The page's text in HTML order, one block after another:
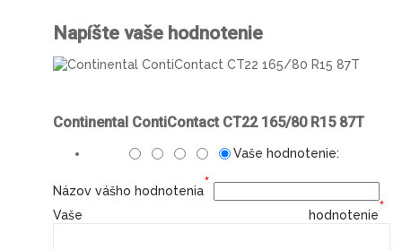
Napíšte vaše hodnotenie
Continental ContiContact CT22 165/80 R15 87T
Vaše hodnotenie:
Názov vášho hodnotenia*
Vaše hodnotenie*